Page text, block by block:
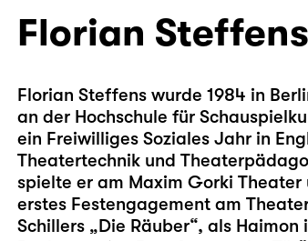
Florian Steffens
Florian Steffens wurde 1984 in
an der Hochschule für
ein Freiwilliges Soziales Jahr in
Theatertechnik und
spielte er am Maxim Gorki
erstes Festengagement am
Schillers „Die Räuber“, als